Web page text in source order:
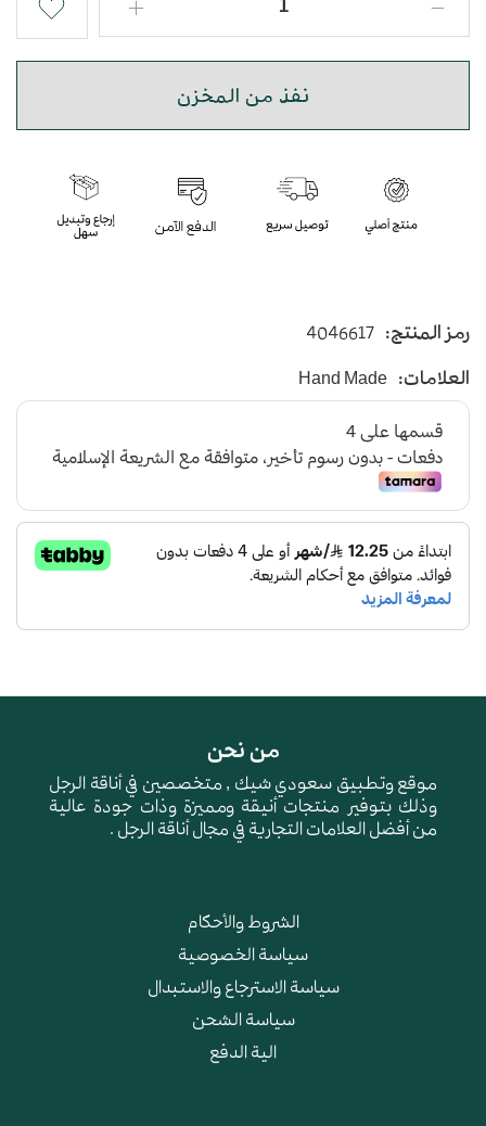
نفذ من المخزن
رمز المنتج: 4046617
العلامات: Hand Made
من نحن
موقع وتطبيق سعودي شيك , متخصصين في أناقة الرجل
وذلك بتوفير منتجات أنيقة ومميزة وذات جودة عالية
من أفضل العلامات التجارية في مجال أناقة الرجل .
الشروط والأحكام
سياسة الخصوصية
سياسة الاسترجاع والاستبدال
سياسة الشحن
الية الدفع